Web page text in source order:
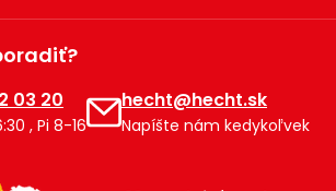
03 20
, Pi 8-16
hecht@hecht.sk
Napíšte nám kedykoľvek